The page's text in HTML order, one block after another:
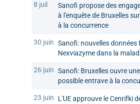
8 juil
Sanofi propose des
à l'enquête de Bruxelles
à la concurrence
30 juin Sanofi: nouvelles
Nexviazyme dans la
26 juin Sanofi: Bruxelles ouvre
possible entrave à la
23 juin
L'UE approuve le Cenrifki